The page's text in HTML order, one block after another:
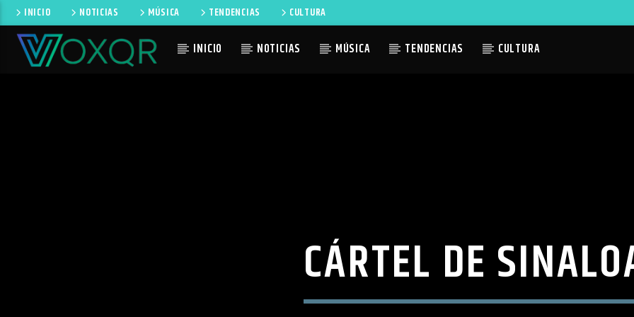
INICIO NOTICIAS MÚSICA TENDENCIAS CULTURA
INICIO NOTICIAS MÚSICA TENDENCIAS CULTURA
CÁRTEL DE